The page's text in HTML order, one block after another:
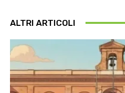
ALTRI ARTICOLI